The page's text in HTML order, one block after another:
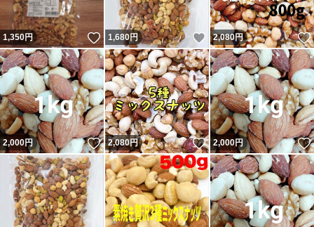
1,350円 いいね！
1,680円 いいね！
2,080円
2,000円 いいね！
2,080円 いいね！
2,000円